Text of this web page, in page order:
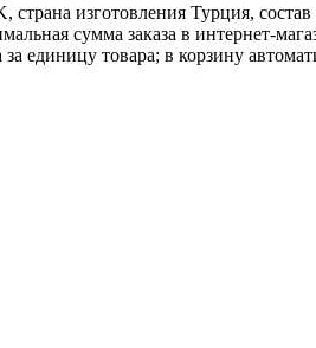
изготовления Турция,
сумма заказа в интернет-
единицу товара; в корзину